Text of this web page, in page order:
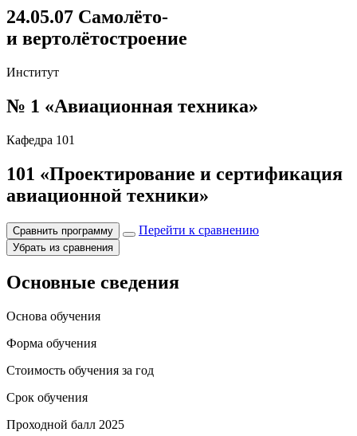
24.05.07 Самолёто-
и вертолётостроение
Институт
№ 1 «Авиационная техника»
Кафедра 101
101 «Проектирование и сертификация
авиационной техники»
Сравнить программу Перейти к сравнению
Убрать из сравнения
Основные сведения
Основа обучения
Форма обучения
Стоимость обучения за год
Срок обучения
Проходной балл 2025